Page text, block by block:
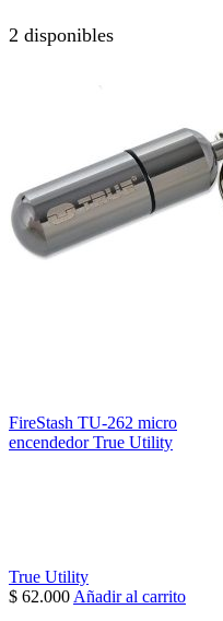
2 disponibles
FireStash TU-262 micro
encendedor True Utility
True Utility
$ 62.000 Añadir al carrito